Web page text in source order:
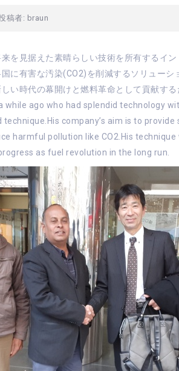
稿者: braun
を見据えた素晴らしい技術を所有するイ
に有害な汚染(CO2)を削減するソリューシ
い時代の幕開けと燃料革命として貢献する
while ago who had splendid technology
company’s aim is to
harmful pollution like CO2.His
as fuel revolution in the long run.